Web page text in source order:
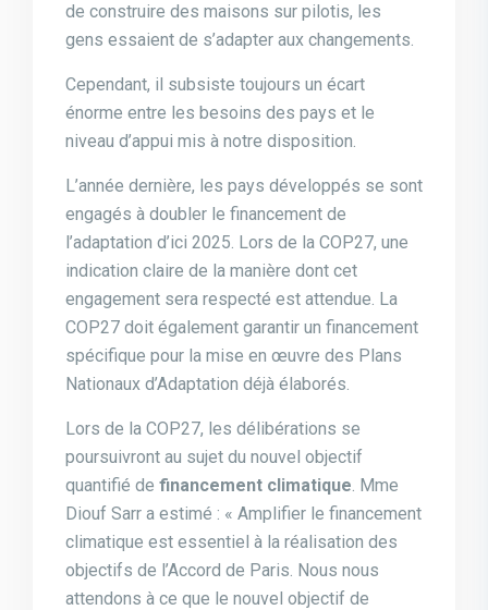
de construire des maisons sur pilotis, les
gens essaient de s’adapter aux changements.
Cependant, il subsiste toujours un écart
énorme entre les besoins des pays et le
niveau d’appui mis à notre disposition.
L’année dernière, les pays développés se sont
engagés à doubler le financement de
l’adaptation d’ici 2025. Lors de la COP27, une
indication claire de la manière dont cet
engagement sera respecté est attendue. La
COP27 doit également garantir un financement
spécifique pour la mise en œuvre des Plans
Nationaux d’Adaptation déjà élaborés.
Lors de la COP27, les délibérations se
poursuivront au sujet du nouvel objectif
quantifié de financement climatique. Mme
Diouf Sarr a estimé : « Amplifier le financement
climatique est essentiel à la réalisation des
objectifs de l’Accord de Paris. Nous nous
attendons à ce que le nouvel objectif de